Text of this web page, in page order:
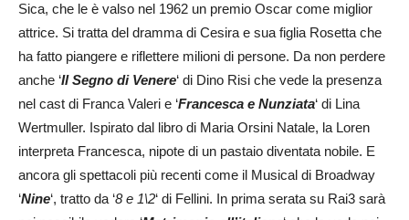
Sica, che le è valso nel 1962 un premio Oscar come miglior
attrice. Si tratta del dramma di Cesira e sua figlia Rosetta che
ha fatto piangere e riflettere milioni di persone. Da non perdere
anche ‘Il Segno di Venere‘ di Dino Risi che vede la presenza
nel cast di Franca Valeri e ‘Francesca e Nunziata‘ di Lina
Wertmuller. Ispirato dal libro di Maria Orsini Natale, la Loren
interpreta Francesca, nipote di un pastaio diventata nobile. E
ancora gli spettacoli più recenti come il Musical di Broadway
‘Nine‘, tratto da ‘8 e 1\2‘ di Fellini. In prima serata su Rai3 sarà